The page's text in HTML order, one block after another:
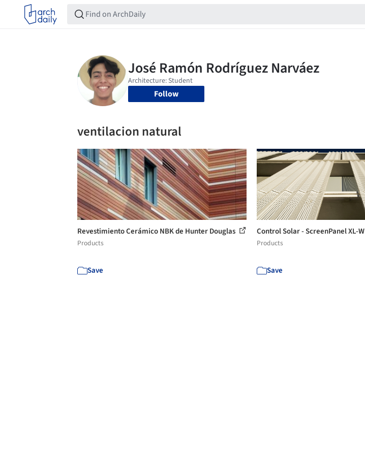
Follow
ventilacion natural
Revestimiento Cerámico NBK de Hunter Douglas
Products
Save
Control Solar - ScreenPanel XL-W
Products
Save